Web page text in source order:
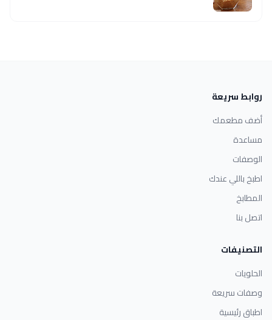
روابط سريعة
أضف مطعمك
مساعدة
الوصفات
اطبخ باللي عندك
المطابخ
اتصل بنا
التصنيفات
الحلويات
وصفات سريعة
اطباق رئيسية